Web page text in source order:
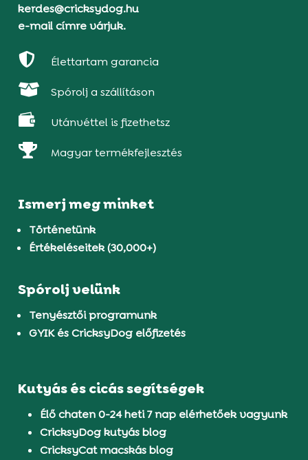
kerdes@cricksydog.hu
e-mail címre várjuk.
 Élettartam garancia
 Spórolj a szállításon
 Utánvéttel is fizethetsz
 Magyar termékfejlesztés
Ismerj meg minket
Történetünk
Értékeléseitek (30,000+)
Spórolj velünk
Tenyésztői programunk
GYIK és CricksyDog előfizetés
Kutyás és cicás segítségek
Élő chaten 0-24 heti 7 nap elérhetőek vagyunk
CricksyDog kutyás blog
CricksyCat macskás blog